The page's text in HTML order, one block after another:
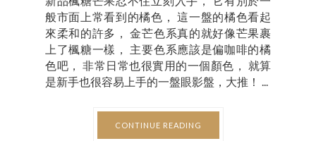
般市面上常看到的橘色， 這一盤的橘色看起
來柔和的許多， 金芒色系真的就好像芒果裹
上了楓糖一樣， 主要色系應該是偏咖啡的橘
色吧， 非常日常也很實用的一個顏色， 就算
是新手也很容易上手的一盤眼影盤，大推！ ...
CONTINUE READING